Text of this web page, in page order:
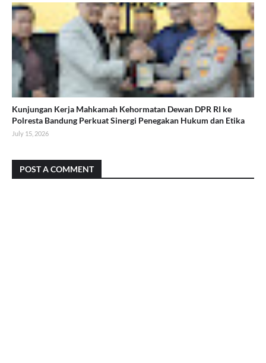
Kunjungan Kerja Mahkamah Kehormatan Dewan DPR RI ke
Polresta Bandung Perkuat Sinergi Penegakan Hukum dan Etika
July 15, 2026
POST A COMMENT